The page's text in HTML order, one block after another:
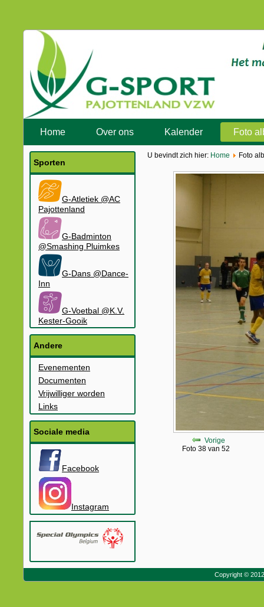
Home Over ons Kalender Foto
Sporten
G-Atletiek @AC
Pajottenland
G-Badminton
@Smashing Pluimkes
G-Dans @Dance-
Inn
G-Voetbal @K.V.
Kester-Gooik
Andere
Evenementen
Documenten
Vrijwilliger worden
Links
Sociale media
Facebook
Instagram
U bevindt zich hier: Home Foto
Vorige
Foto 38 van 52
Copyright ©